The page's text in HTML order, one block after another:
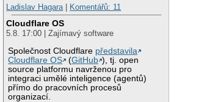
Ladislav Hagara| Komentářů: 11
Cloudflare OS
5.8. 17:00 | Zajímavý software
Společnost Cloudflare představila
Cloudflare OS
(GitHub ), tj. open
source platformu navrženou pro
integraci umělé inteligence (agentů)
přímo do pracovních procesů
organizací.